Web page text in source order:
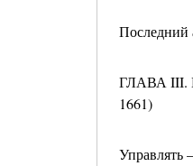
Последний
ГЛАВА III.
1661)
Управлять